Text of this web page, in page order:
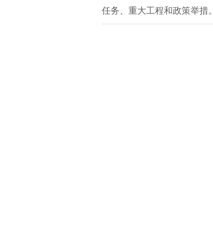
任务、重大工程和政策举措。